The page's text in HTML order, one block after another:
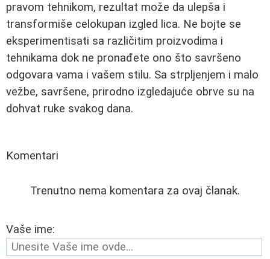
pravom tehnikom, rezultat može da ulepša i
transformiše celokupan izgled lica. Ne bojte se
eksperimentisati sa različitim proizvodima i
tehnikama dok ne pronađete ono što savršeno
odgovara vama i vašem stilu. Sa strpljenjem i malo
vežbe, savršene, prirodno izgledajuće obrve su na
dohvat ruke svakog dana.
Komentari
Trenutno nema komentara za ovaj članak.
Vaše ime: